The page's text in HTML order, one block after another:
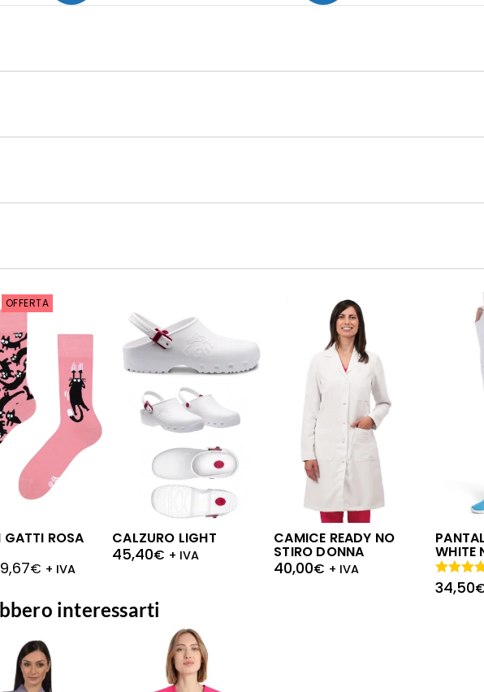
OFFERTA
GATTI ROSA
9,67€ + IVA
CALZURO LIGHT
45,40€ + IVA
CAMICE READY NO
STIRO DONNA
40,00€ + IVA
WHITE
34,50
Valutato
5.00 su
interessarti